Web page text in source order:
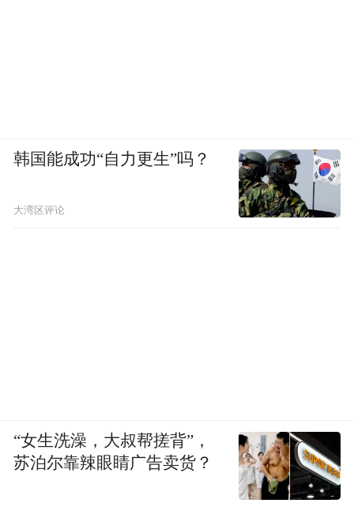
韩国能成功“自力更生”吗？
大湾区评论
“女生洗澡，大叔帮搓背”，
苏泊尔靠辣眼睛广告卖货？